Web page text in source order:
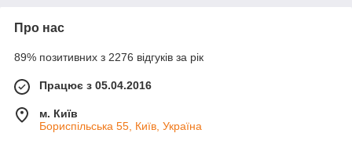
Про нас
89% позитивних з 2276 відгуків за рік
Працює з 05.04.2016
м. Київ
Бориспільська 55, Київ, Україна